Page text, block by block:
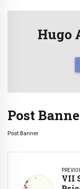
Hugo
Post
Post Banner
VII